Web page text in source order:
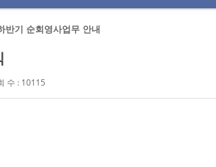
반기 순회영사업무 안내
는 남자 앨버커키에서 영화 상영합니다.
키 감리교회 부흥회 조영진 목사님
3월 10일 상반기 순회 영사업무 안내
반기 순회영사업무 안내
수 : 10115